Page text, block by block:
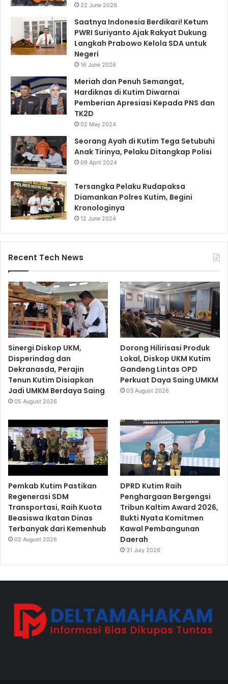
22 June 2026
Saatnya Indonesia Berdikari! Ketum
PWRI Suriyanto Ajak Rakyat Dukung
Langkah Prabowo Kelola SDA untuk
Negeri
16 June 2026
Meriah dan Penuh Semangat,
Hardiknas di Kutim Diwarnai
Pemberian Apresiasi Kepada PNS dan
TK2D
02 May 2024
Seorang Ayah di Kutim Tega Setubuhi
Anak Tirinya, Pelaku Ditangkap Polisi
09 April 2024
Tersangka Pelaku Rudapaksa
Diamankan Polres Kutim, Begini
Kronologinya
12 June 2024
Recent Tech News
Sinergi Diskop UKM,
Disperindag dan
Dekranasda, Perajin
Tenun Kutim Disiapkan
Jadi UMKM Berdaya Saing
05 August 2026
Dorong Hilirisasi Produk
Lokal, Diskop UKM Kutim
Gandeng Lintas OPD
Perkuat Daya Saing UMKM
03 August 2026
Pemkab Kutim Pastikan
Regenerasi SDM
Transportasi, Raih Kuota
Beasiswa Ikatan Dinas
Terbanyak dari Kemenhub
02 August 2026
DPRD Kutim Raih
Penghargaan Bergengsi
Tribun Kaltim Award 2026,
Bukti Nyata Komitmen
Kawal Pembangunan
Daerah
31 July 2026